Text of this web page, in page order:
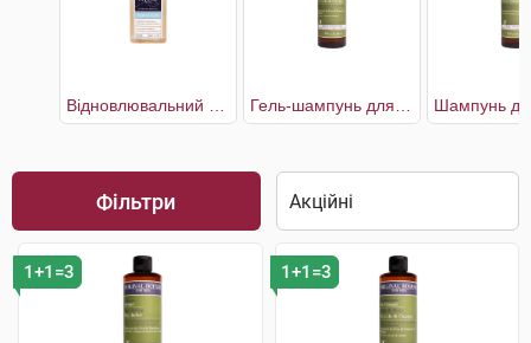
Фільтри
1+1=3 1+1=3